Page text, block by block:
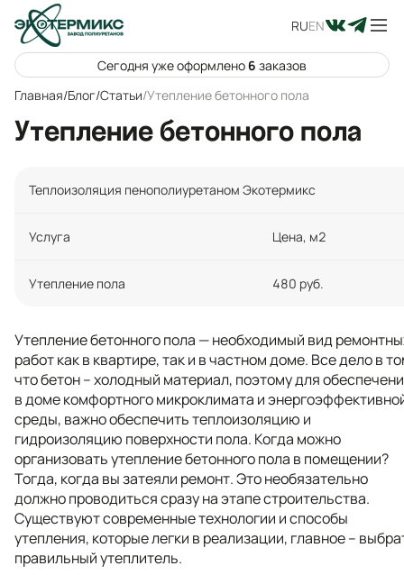
RUEN
Сегодня уже оформлено6 заказов
Главная/Блог/Статьи/Утепление бетонного пола
Утепление бетонного пола
Теплоизоляция пенополиуретаном Экотермикс
Услуга Цена, м2
Утепление пола 480 руб.
Утепление бетонного пола — необходимый вид
работ как в квартире, так и в частном доме. Все дело в
что бетон – холодный материал, поэтому для
в доме комфортного микроклимата и
среды, важно обеспечить теплоизоляцию и
гидроизоляцию поверхности пола. Когда можно
организовать утепление бетонного пола в помещении?
Тогда, когда вы затеяли ремонт. Это необязательно
должно проводиться сразу на этапе строительства.
Существуют современные технологии и способы
утепления, которые легки в реализации, главное –
правильный утеплитель.